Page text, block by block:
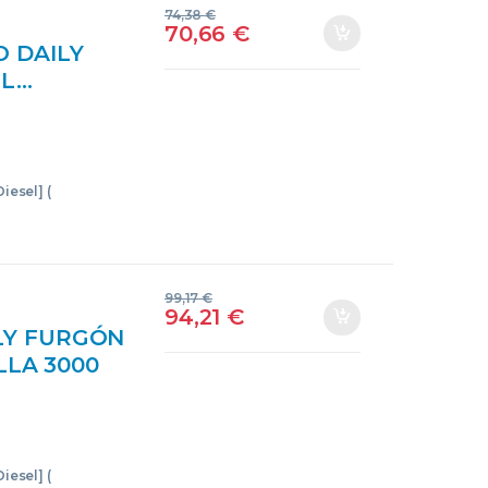
DAILY
L…
(
70,66 €
74,38€
FURGÓN
3000
–
(
94,21 €
99,17€